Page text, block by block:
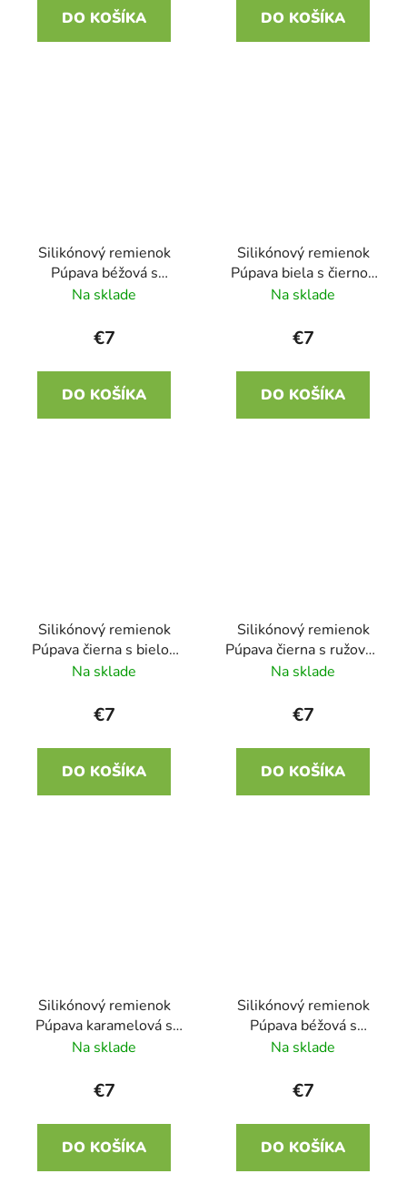
DO KOŠÍKA DO KOŠÍKA
Silikónový remienok
Púpava béžová s
ružovou 22mm
Na sklade
€7
DO KOŠÍKA
Silikónový remienok
Púpava biela s čiernou
22mm
Na sklade
€7
DO KOŠÍKA
Silikónový remienok
Púpava čierna s bielou
22mm
Na sklade
€7
DO KOŠÍKA
Silikónový remienok
Púpava čierna s ružovou
22mm
Na sklade
€7
DO KOŠÍKA
Silikónový remienok
Púpava karamelová s
čiernou 22mm
Na sklade
€7
DO KOŠÍKA
Silikónový remienok
Púpava béžová s
orieškovou 22mm
Na sklade
€7
DO KOŠÍKA